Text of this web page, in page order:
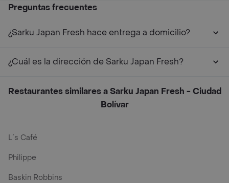
Preguntas frecuentes
¿Sarku Japan Fresh hace entrega a domicilio?
¿Cuál es la dirección de Sarku Japan Fresh?
Restaurantes similares a Sarku Japan Fresh - Ciudad
Bolívar
L´s Café
Philippe
Baskin Robbins